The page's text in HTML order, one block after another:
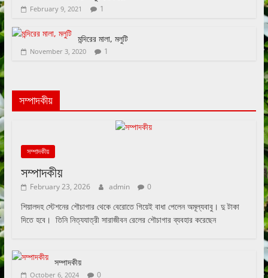
February 9, 2021 1
মন্দিরের মালা, মলুটি
November 3, 2020 1
সম্পাদকীয়
সম্পাদকীয়
সম্পাদকীয়
February 23, 2026 admin 0
শিয়ালদহ স্টেশনের শৌচাগার থেকে বেরোতে গিয়েই বাধা পেলেন অমূল্যবাবু। দু টাকা
দিতে হবে। তিনি নিত্যযাত্রী সারাজীবন রেলের শৌচাগার ব্যবহার করেছেন
সম্পাদকীয়
October 6, 2024 0